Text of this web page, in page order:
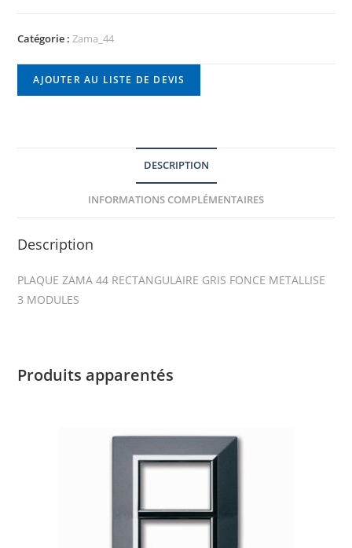
Catégorie :Zama_44
AJOUTER AU LISTE DE DEVIS
DESCRIPTION
INFORMATIONS COMPLÉMENTAIRES
Description
PLAQUE ZAMA 44 RECTANGULAIRE GRIS FONCE METALLISE
3 MODULES
Produits apparentés